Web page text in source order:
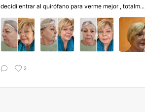
decidí entrar al quirófano para verme mejor , totalm...
2